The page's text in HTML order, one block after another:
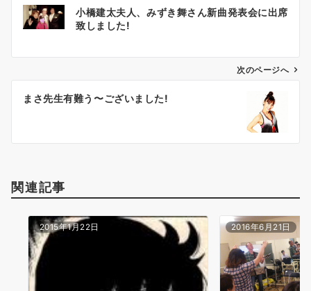
ン
小橋建太夫人、みずき舞さん新曲発表会に出席
致しました!
次のページへ
まさ先生有難う〜ございました!
関連記事
2015年1月22日 2016年6月21日